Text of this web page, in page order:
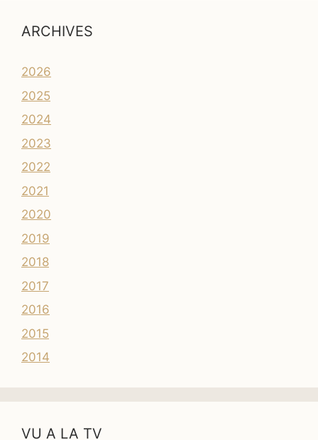
ARCHIVES
2026
2025
2024
2023
2022
2021
2020
2019
2018
2017
2016
2015
2014
VU A LA TV